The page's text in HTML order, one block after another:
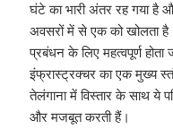
घंटे का भारी अंतर रह गया
अवसरों में से एक को खोलता
प्रबंधन के लिए महत्वपूर्ण होता
इंफ्रास्ट्रक्चर का एक मुख्य
तेलंगाना में विस्तार के साथ ये
और मजबूत करती हैं।